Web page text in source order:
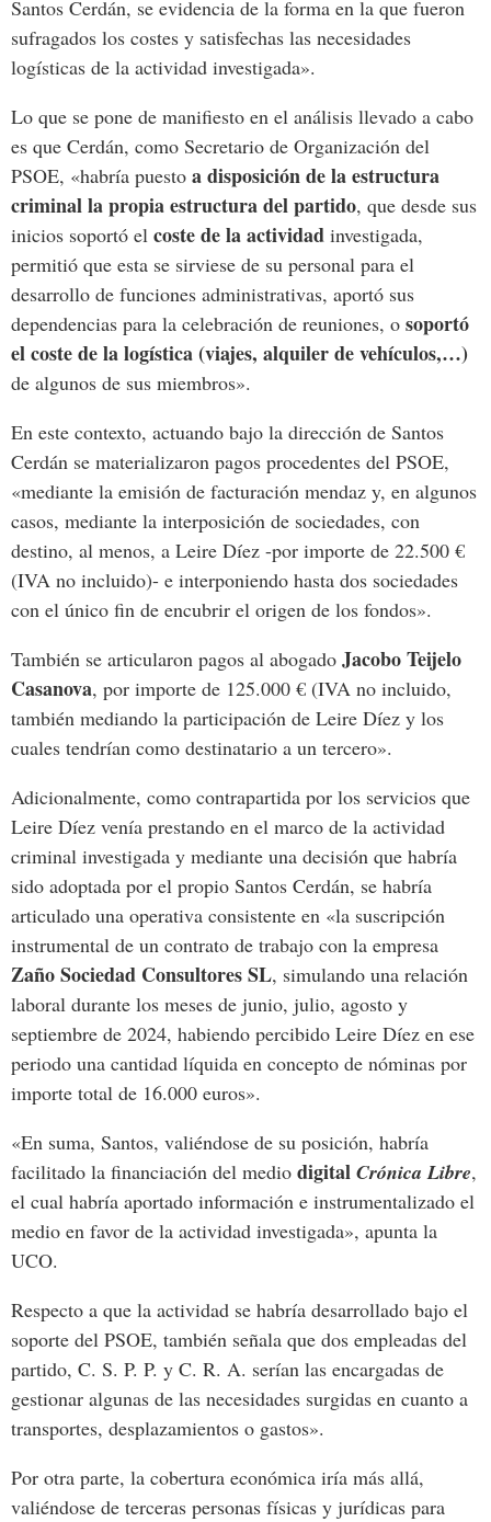
Santos Cerdán, se evidencia de la forma en la que fueron
sufragados los costes y satisfechas las necesidades
logísticas de la actividad investigada».
Lo que se pone de manifiesto en el análisis llevado a cabo
es que Cerdán, como Secretario de Organización del
PSOE, «habría puesto a disposición de la estructura
criminal la propia estructura del partido, que desde sus
inicios soportó el coste de la actividad investigada,
permitió que esta se sirviese de su personal para el
desarrollo de funciones administrativas, aportó sus
dependencias para la celebración de reuniones, o soportó
el coste de la logística (viajes, alquiler de vehículos,…)
de algunos de sus miembros».
En este contexto, actuando bajo la dirección de Santos
Cerdán se materializaron pagos procedentes del PSOE,
«mediante la emisión de facturación mendaz y, en algunos
casos, mediante la interposición de sociedades, con
destino, al menos, a Leire Díez -por importe de 22.500 €
(IVA no incluido)- e interponiendo hasta dos sociedades
con el único fin de encubrir el origen de los fondos».
También se articularon pagos al abogado JacoboTeijelo
Casanova, por importe de 125.000 € (IVA no incluido,
también mediando la participación de Leire Díez y los
cuales tendrían como destinatario a un tercero».
Adicionalmente, como contrapartida por los servicios que
Leire Díez venía prestando en el marco de la actividad
criminal investigada y mediante una decisión que habría
sido adoptada por el propio Santos Cerdán, se habría
articulado una operativa consistente en «la suscripción
instrumental de un contrato de trabajo con la empresa
Zaño Sociedad ConsultoresSL, simulando una relación
laboral durante los meses de junio, julio, agosto y
septiembre de 2024, habiendo percibido Leire Díez en ese
periodo una cantidad líquida en concepto de nóminas por
importe total de 16.000 euros».
«En suma, Santos, valiéndose de su posición, habría
facilitado la financiación del medio digital CrónicaLibre,
el cual habría aportado información e instrumentalizado el
medio en favor de la actividad investigada», apunta la
UCO.
Respecto a que la actividad se habría desarrollado bajo el
soporte del PSOE, también señala que dos empleadas del
partido, C. S. P. P. y C. R. A. serían las encargadas de
gestionar algunas de las necesidades surgidas en cuanto a
transportes, desplazamientos o gastos».
Por otra parte, la cobertura económica iría más allá,
valiéndose de terceras personas físicas y jurídicas para